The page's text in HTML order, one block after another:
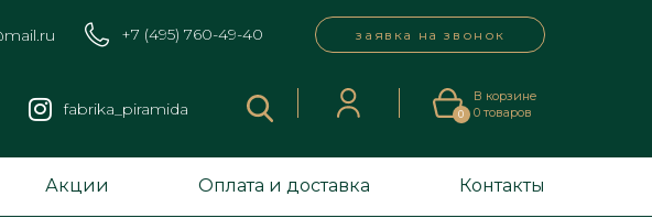
+7 (495) 760-49-40 заявка на звонок
fabrika_piramida 0
В корзине
0товаров
Акции Оплата и доставка Контакты